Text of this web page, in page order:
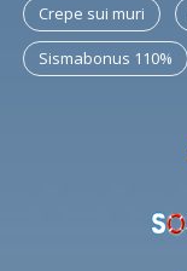
Crepe sui muri
Sismabonus 110%